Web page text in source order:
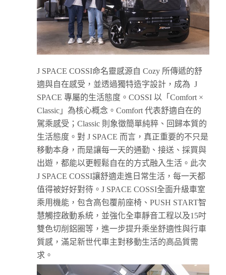
J SPACE COSSI命名靈感源自 Cozy 所傳遞的舒
適與自在感受，並透過獨特造字設計，成為 J
SPACE 專屬的生活態度。COSSI 以「Comfort ×
Classic」為核心概念。Comfort 代表舒適自在的
駕乘感受；Classic 則象徵簡單純粹、回歸本質的
生活態度。對 J SPACE 而言，真正重要的不只是
移動本身，而是讓每一天的通勤、接送、採買與
出遊，都能以更輕鬆自在的方式融入生活。此次
J SPACE COSSI讓舒適走進日常生活，每一天都
值得被好好對待。J SPACE COSSI全面升級車室
乘用機能，包含高包覆前座椅、PUSH START智
慧觸控啟動系統，並強化全車靜音工程以及15吋
雙色切削鋁圈等，進一步提升乘坐舒適性與行車
質感，滿足新世代車主對移動生活的高品質需
求。